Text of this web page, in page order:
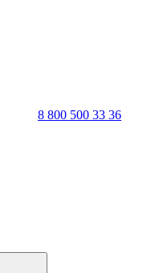
8 800 500 33 36